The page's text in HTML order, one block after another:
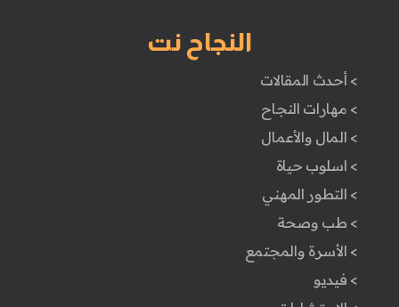
النجاح نت
> أحدث المقالات
> مهارات النجاح
> المال والأعمال
> اسلوب حياة
> التطور المهني
> طب وصحة
> الأسرة والمجتمع
> فيديو